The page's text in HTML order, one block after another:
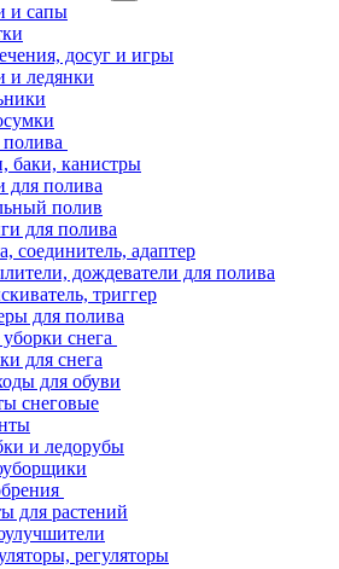
и сапы
досуг и игры
и ледянки
баки, канистры
для полива
полив
для полива
соединитель, адаптер
дождеватели для полива
триггер
для полива
снега
для снега
для обуви
снеговые
и ледорубы
для растений
регуляторы